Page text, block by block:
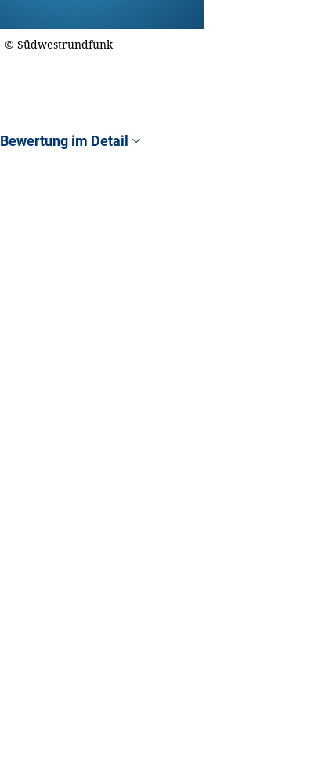
© Südwestrundfunk
Bewertung im Detail